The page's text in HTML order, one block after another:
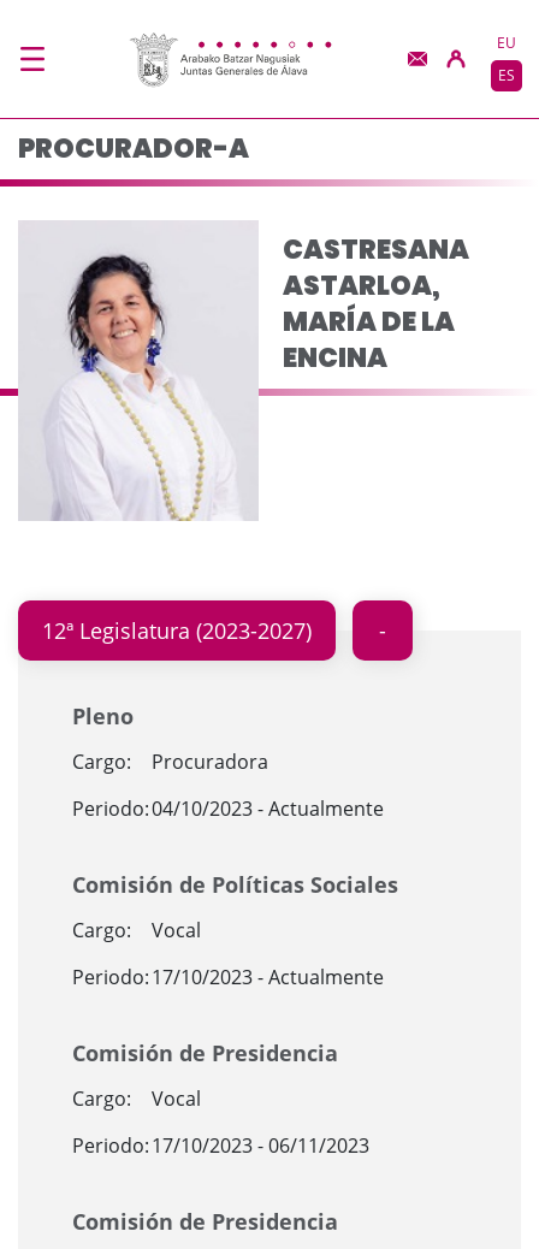
CASTRESANA
EU
ES
PROCURADOR-A
CASTRESANA
ASTARLOA,
MARÍA DE LA
ENCINA
12ª Legislatura (2023-2027)
Pleno
Cargo:
Procuradora
Periodo:04/10/2023 - Actualmente
Comisión de Políticas Sociales
Cargo:
Vocal
Periodo:17/10/2023 - Actualmente
Comisión de Presidencia
Cargo:
Vocal
Periodo:17/10/2023 - 06/11/2023
Comisión de Presidencia